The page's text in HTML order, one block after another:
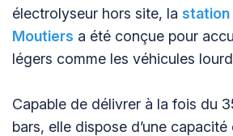
électrolyseur hors site, la station
Moutiers a été conçue pour
légers comme les véhicules
Capable de délivrer à la fois du
bars, elle dispose d’une